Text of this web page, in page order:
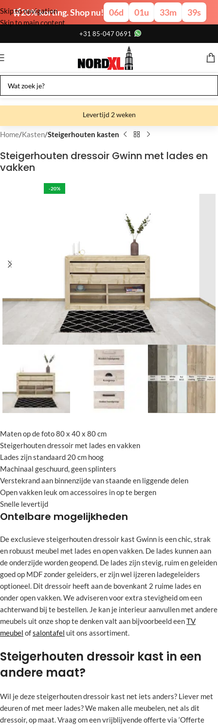
🛒20% korting. Shop nu! 06d 01u 33m 38s
Skip to navigation
Skip to main content
+31 85-047 0691
Levertijd 2 weken
Gratis verzending
Gratis afhalen
Home Kasten Steigerhouten kasten
Steigerhouten dressoir Gwinn met lades en
vakken
-20%
Maten op de foto 80 x 40 x 80 cm
Steigerhouten dressoir met lades en vakken
Lades zijn standaard 20 cm hoog
Machinaal geschuurd, geen splinters
Verstekrand aan binnenzijde van staande en liggende delen
Open vakken leuk om accessoires in op te bergen
Snelle levertijd
Ontelbare mogelijkheden
De exclusieve steigerhouten dressoir kast Gwinn is een chic, strak
en robuust meubel met lades en open vakken. De lades kunnen aan
de onderzijde worden geopend. De lades zijn stevig, ruim en geleiden
goed op MDF zonder geleiders, er zijn wel ijzeren ladegeleiders
optioneel. Dit dressoir heeft aan de bovenkant 2 ruime lades en
onder open vakken. We adviseren voor extra stevigheid om een
achterwand bij te bestellen. Je kan je interieur aanvullen met andere
meubels uit onze shop te denken valt aan bijvoorbeeld eenTV
meubel ofsalontafel uit ons assortiment.
Steigerhouten dressoir kast in een
andere maat?
Wil je deze steigerhouten dressoir kast net iets anders? Liever met
deuren of met meer lades? We maken alle meubelen, net als dit
dressoir, op maat. Vraag om een vrijblijvende offerte via ‘Offerte